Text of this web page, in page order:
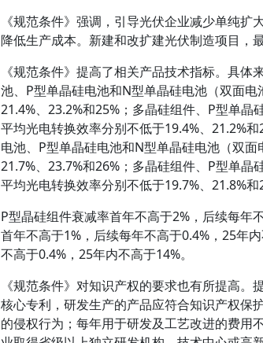
《规范条件》强调，引导光伏企业减少单纯扩
降低生产成本。新建和改扩建光伏制造项目，
《规范条件》提高了相关产品技术指标。具
池、P型单晶硅电池和N型单晶硅电池（双面
21.4%、23.2%和25%；多晶硅组件、P型单
平均光电转换效率分别不低于19.4%、21.2%
电池、P型单晶硅电池和N型单晶硅电池（双
21.7%、23.7%和26%；多晶硅组件、P型单
平均光电转换效率分别不低于19.7%、21.8%和
P型晶硅组件衰减率首年不高于2%，后续每年
首年不高于1%，后续每年不高于0.4%，25年
不高于0.4%，25年内不高于14%。
《规范条件》对知识产权的要求也有所提高
核心专利，研发生产的产品应符合知识产权保
的侵权行为；每年用于研发及工艺改进的费用